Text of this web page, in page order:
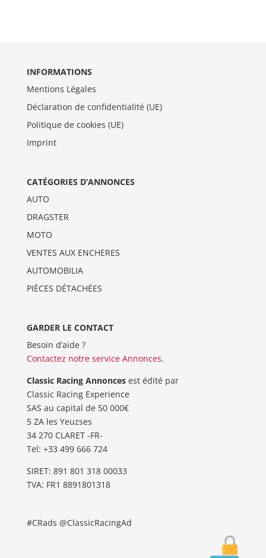
INFORMATIONS
Mentions Légales
Déclaration de confidentialité (UE)
Politique de cookies (UE)
Imprint
CATÉGORIES D’ANNONCES
AUTO
DRAGSTER
MOTO
VENTES AUX ENCHERES
AUTOMOBILIA
PIÈCES DÉTACHÉES
GARDER LE CONTACT
Besoin d’aide ?
Contactez notre service Annonces.
Classic Racing Annoncesest édité par
Classic Racing Experience
SAS au capital de 50 000€
5 ZA les Yeuzses
34 270 CLARET -FR-
Tel: ‭+33 499 666 724‬
SIRET: 891 801 318 00033
TVA: FR1 8891801318
#CRads @ClassicRacingAd